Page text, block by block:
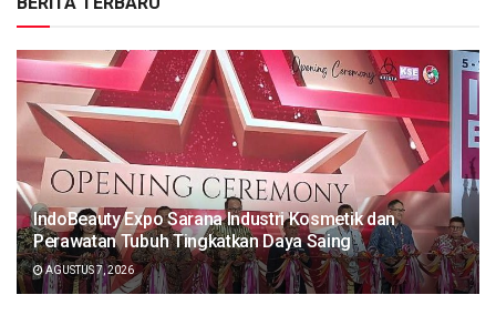
IndoBeauty Expo Sarana Industri Kosmetik dan
Perawatan Tubuh Tingkatkan Daya Saing
AGUSTUS 7, 2026